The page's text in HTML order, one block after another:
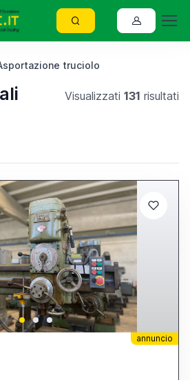
truciolo
Visualizzati 131 risultati
annuncio